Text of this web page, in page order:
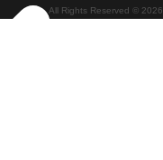
All Rights Reserved © 2026